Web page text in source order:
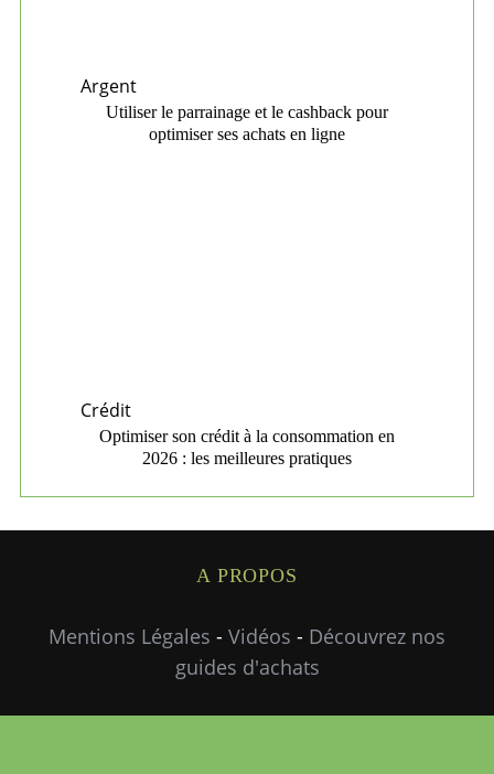
Argent
Utiliser le parrainage et le cashback pour
optimiser ses achats en ligne
Crédit
Optimiser son crédit à la consommation en
2026 : les meilleures pratiques
A PROPOS
Mentions Légales - Vidéos - Découvrez nos
guides d'achats